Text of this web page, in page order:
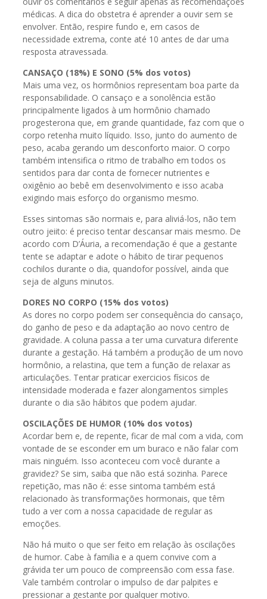
médicas. A dica do obstetra é aprender a ouvir sem se
envolver. Então, respire fundo e, em casos de
necessidade extrema, conte até 10 antes de dar uma
resposta atravessada.
CANSAÇO (18%) E SONO (5% dos votos)
Mais uma vez, os hormônios representam boa parte da
responsabilidade. O cansaço e a sonolência estão
principalmente ligados à um hormônio chamado
progesterona que, em grande quantidade, faz com que o
corpo retenha muito líquido. Isso, junto do aumento de
peso, acaba gerando um desconforto maior. O corpo
também intensifica o ritmo de trabalho em todos os
sentidos para dar conta de fornecer nutrientes e
oxigênio ao bebê em desenvolvimento e isso acaba
exigindo mais esforço do organismo mesmo.
Esses sintomas são normais e, para aliviá-los, não tem
outro jeiito: é preciso tentar descansar mais mesmo. De
acordo com D’Áuria, a recomendação é que a gestante
tente se adaptar e adote o hábito de tirar pequenos
cochilos durante o dia, quandofor possível, ainda que
seja de alguns minutos.
DORES NO CORPO (15% dos votos)
As dores no corpo podem ser consequência do cansaço,
do ganho de peso e da adaptação ao novo centro de
gravidade. A coluna passa a ter uma curvatura diferente
durante a gestação. Há também a produção de um novo
hormônio, a relastina, que tem a função de relaxar as
articulações. Tentar praticar exercicios físicos de
intensidade moderada e fazer alongamentos simples
durante o dia são hábitos que podem ajudar.
OSCILAÇÕES DE HUMOR (10% dos votos)
Acordar bem e, de repente, ficar de mal com a vida, com
vontade de se esconder em um buraco e não falar com
mais ninguém. Isso aconteceu com você durante a
gravidez? Se sim, saiba que não está sozinha. Parece
repetição, mas não é: esse sintoma também está
relacionado às transformações hormonais, que têm
tudo a ver com a nossa capacidade de regular as
emoções.
Não há muito o que ser feito em relação às oscilações
de humor. Cabe à família e a quem convive com a
grávida ter um pouco de compreensão com essa fase.
Vale também controlar o impulso de dar palpites e
pressionar a gestante por qualquer motivo.